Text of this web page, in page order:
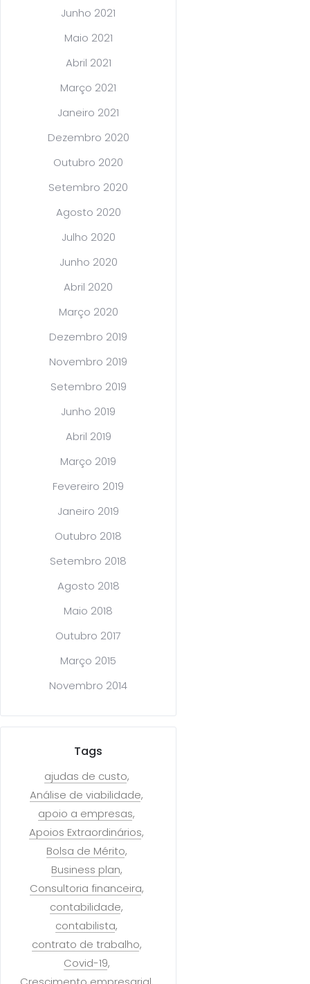
Junho 2021
Maio 2021
Abril 2021
Março 2021
Janeiro 2021
Dezembro 2020
Outubro 2020
Setembro 2020
Agosto 2020
Julho 2020
Junho 2020
Abril 2020
Março 2020
Dezembro 2019
Novembro 2019
Setembro 2019
Junho 2019
Abril 2019
Março 2019
Fevereiro 2019
Janeiro 2019
Outubro 2018
Setembro 2018
Agosto 2018
Maio 2018
Outubro 2017
Março 2015
Novembro 2014
Tags
ajudas de custo
Análise de viabilidade
apoio a empresas
Apoios Extraordinários
Bolsa de Mérito
Business plan
Consultoria financeira
contabilidade
contabilista
contrato de trabalho
Covid-19